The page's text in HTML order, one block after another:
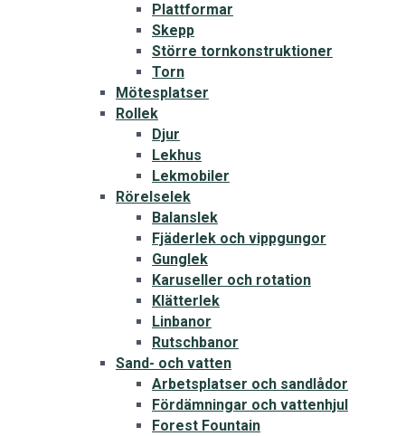
Plattformar
Skepp
Större tornkonstruktioner
Torn
Mötesplatser
Rollek
Djur
Lekhus
Lekmobiler
Rörelselek
Balanslek
Fjäderlek och vippgungor
Gunglek
Karuseller och rotation
Klätterlek
Linbanor
Rutschbanor
Sand- och vatten
Arbetsplatser och sandlådor
Fördämningar och vattenhjul
Forest Fountain